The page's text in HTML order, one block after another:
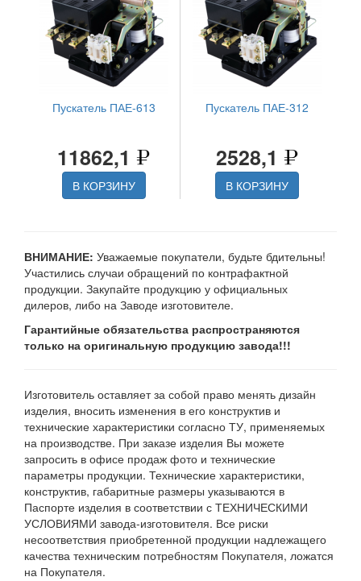
Пускатель ПАЕ-613
11862,1
В КОРЗИНУ
Пускатель ПАЕ-312
2528,1
В КОРЗИНУ
ВНИМАНИЕ: Уважаемые покупатели, будьте бдительны!
Участились случаи обращений по контрафактной
продукции. Закупайте продукцию у официальных
дилеров, либо на Заводе изготовителе.
Гарантийные обязательства распространяются
только на оригинальную продукцию завода!!!
Изготовитель оставляет за собой право менять дизайн
изделия, вносить изменения в его конструктив и
технические характеристики согласно ТУ, применяемых
на производстве. При заказе изделия Вы можете
запросить в офисе продаж фото и технические
параметры продукции. Технические характеристики,
конструктив, габаритные размеры указываются в
Паспорте изделия в соответствии с ТЕХНИЧЕСКИМИ
УСЛОВИЯМИ завода-изготовителя. Все риски
несоответствия приобретенной продукции надлежащего
качества техническим потребностям Покупателя, ложатся
на Покупателя.